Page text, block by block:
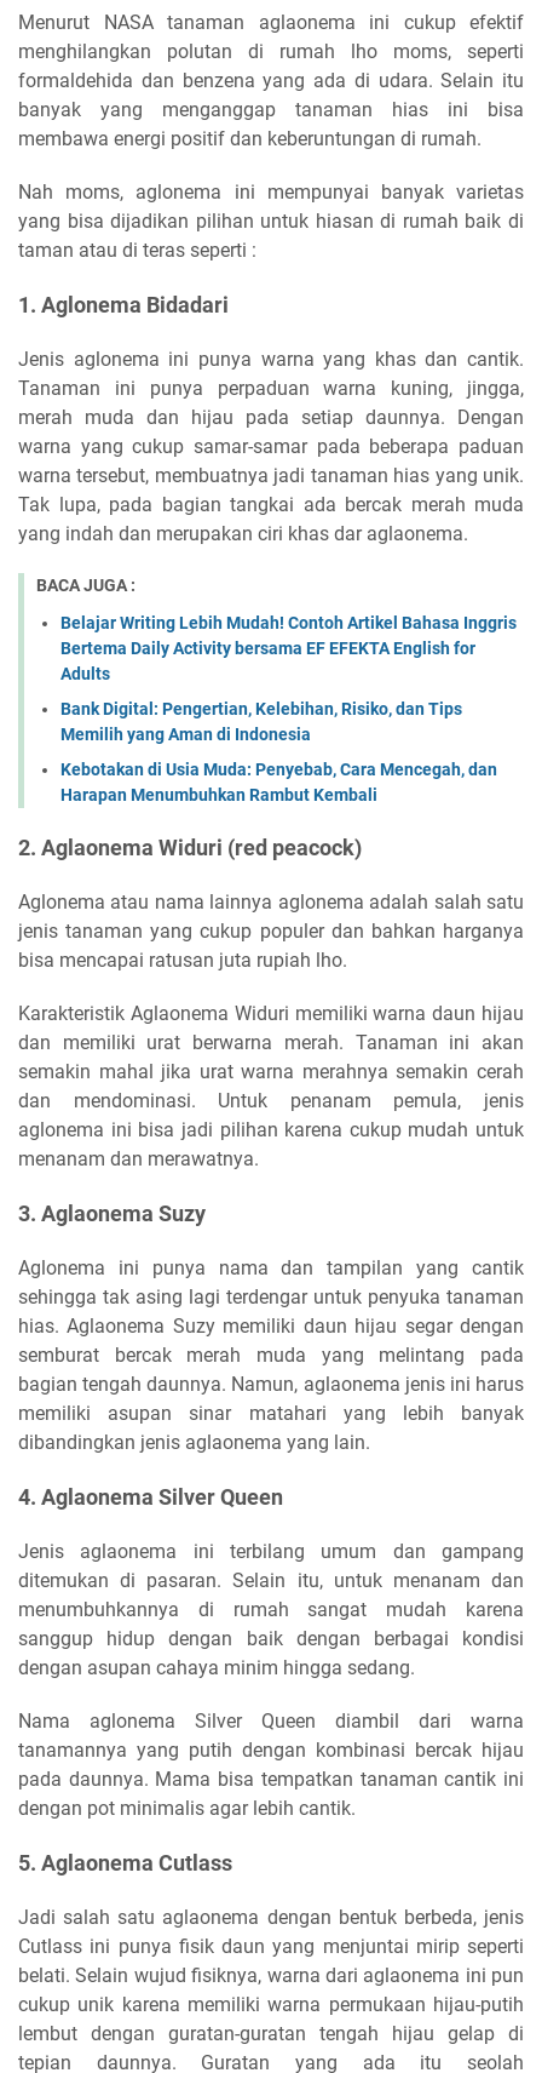
Menurut NASA tanaman aglaonema ini cukup efektif
menghilangkan polutan di rumah lho moms, seperti
formaldehida dan benzena yang ada di udara. Selain itu
banyak yang menganggap tanaman hias ini bisa
membawa energi positif dan keberuntungan di rumah.
Nah moms, aglonema ini mempunyai banyak varietas
yang bisa dijadikan pilihan untuk hiasan di rumah baik di
taman atau di teras seperti :
1. Aglonema Bidadari
Jenis aglonema ini punya warna yang khas dan cantik.
Tanaman ini punya perpaduan warna kuning, jingga,
merah muda dan hijau pada setiap daunnya. Dengan
warna yang cukup samar-samar pada beberapa paduan
warna tersebut, membuatnya jadi tanaman hias yang unik.
Tak lupa, pada bagian tangkai ada bercak merah muda
yang indah dan merupakan ciri khas dar aglaonema.
BACA JUGA :
Belajar Writing Lebih Mudah! Contoh Artikel Bahasa Inggris
Bertema Daily Activity bersama EF EFEKTA English for
Adults
Bank Digital: Pengertian, Kelebihan, Risiko, dan Tips
Memilih yang Aman di Indonesia
Kebotakan di Usia Muda: Penyebab, Cara Mencegah, dan
Harapan Menumbuhkan Rambut Kembali
2. Aglaonema Widuri (red peacock)
Aglonema atau nama lainnya aglonema adalah salah satu
jenis tanaman yang cukup populer dan bahkan harganya
bisa mencapai ratusan juta rupiah lho.
Karakteristik Aglaonema Widuri memiliki warna daun hijau
dan memiliki urat berwarna merah. Tanaman ini akan
semakin mahal jika urat warna merahnya semakin cerah
dan mendominasi. Untuk penanam pemula, jenis
aglonema ini bisa jadi pilihan karena cukup mudah untuk
menanam dan merawatnya.
3. Aglaonema Suzy
Aglonema ini punya nama dan tampilan yang cantik
sehingga tak asing lagi terdengar untuk penyuka tanaman
hias. Aglaonema Suzy memiliki daun hijau segar dengan
semburat bercak merah muda yang melintang pada
bagian tengah daunnya. Namun, aglaonema jenis ini harus
memiliki asupan sinar matahari yang lebih banyak
dibandingkan jenis aglaonema yang lain.
4. Aglaonema Silver Queen
Jenis aglaonema ini terbilang umum dan gampang
ditemukan di pasaran. Selain itu, untuk menanam dan
menumbuhkannya di rumah sangat mudah karena
sanggup hidup dengan baik dengan berbagai kondisi
dengan asupan cahaya minim hingga sedang.
Nama aglonema Silver Queen diambil dari warna
tanamannya yang putih dengan kombinasi bercak hijau
pada daunnya. Mama bisa tempatkan tanaman cantik ini
dengan pot minimalis agar lebih cantik.
5. Aglaonema Cutlass
Jadi salah satu aglaonema dengan bentuk berbeda, jenis
Cutlass ini punya fisik daun yang menjuntai mirip seperti
belati. Selain wujud fisiknya, warna dari aglaonema ini pun
cukup unik karena memiliki warna permukaan hijau-putih
lembut dengan guratan-guratan tengah hijau gelap di
tepian daunnya. Guratan yang ada itu seolah